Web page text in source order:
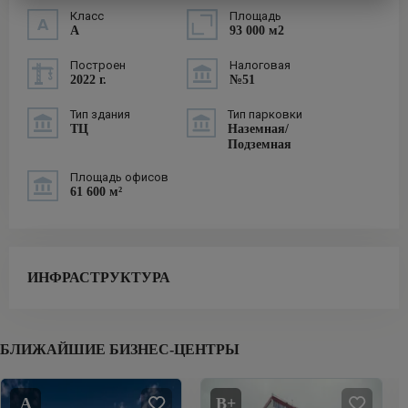
Класс
A
Площадь
93 000 м2
Построен
2022 г.
Налоговая
№51
Тип здания
ТЦ
Тип парковки
Наземная/
Подземная
Площадь офисов
61 600 м²
ИНФРАСТРУКТУРА
БЛИЖАЙШИЕ БИЗНЕС-ЦЕНТРЫ
A B+